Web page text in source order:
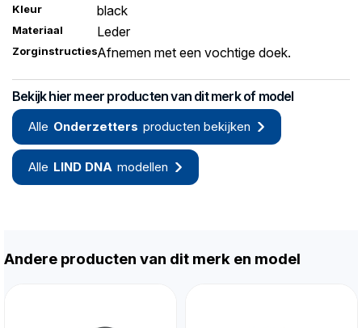
Kleur black
Materiaal Leder
ZorginstructiesAfnemen met een vochtige doek.
Bekijk hier meer producten van dit merk of model
Alle Onderzetters producten bekijken
Alle LIND DNA modellen
Andere producten van dit merk en model